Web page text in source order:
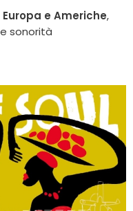
e Americhe,
sonorità